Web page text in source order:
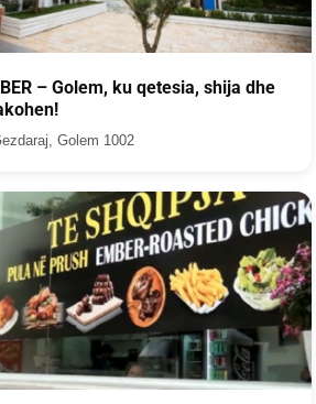
– Golem, ku qetesia, shija dhe
Golem 1002